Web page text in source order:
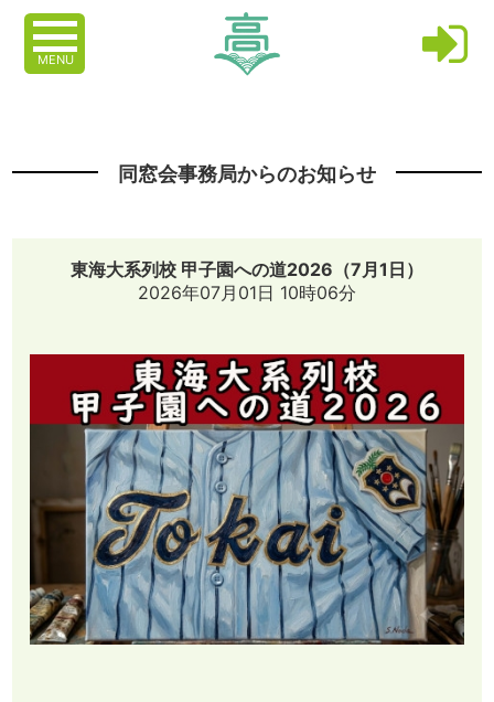
MENU
同窓会事務局からのお知らせ
東海大系列校 甲子園への道2026（7月1日）
2026年07月01日 10時06分